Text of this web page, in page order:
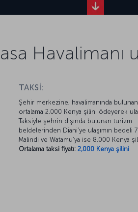
Havalimanı
TAKSİ:
Şehir merkezine, havalimanında
ortalama 2.000 Kenya şilini ödeyerek
Taksiyle şehrin dışında bulunan turizm
beldelerinden Diani’ye ulaşımın bedeli
Malindi ve Watamu’ya ise 8.000 Kenya
Ortalama taksi fiyatı: 2,000 Kenya şilini